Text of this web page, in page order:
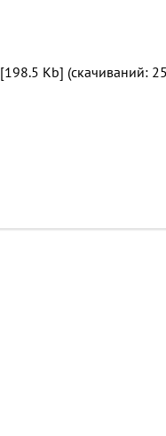
[198.5 Kb] (cкачиваний: